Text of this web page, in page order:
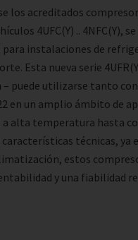
los acreditados
4UFC(Y) .. 4NFC(Y),
instalaciones de
Esta nueva serie
– puede utilizarse tanto con
en un amplio ámbito de
a alta temperatura hasta
técnicas, ya
estos
y una fiabilidad